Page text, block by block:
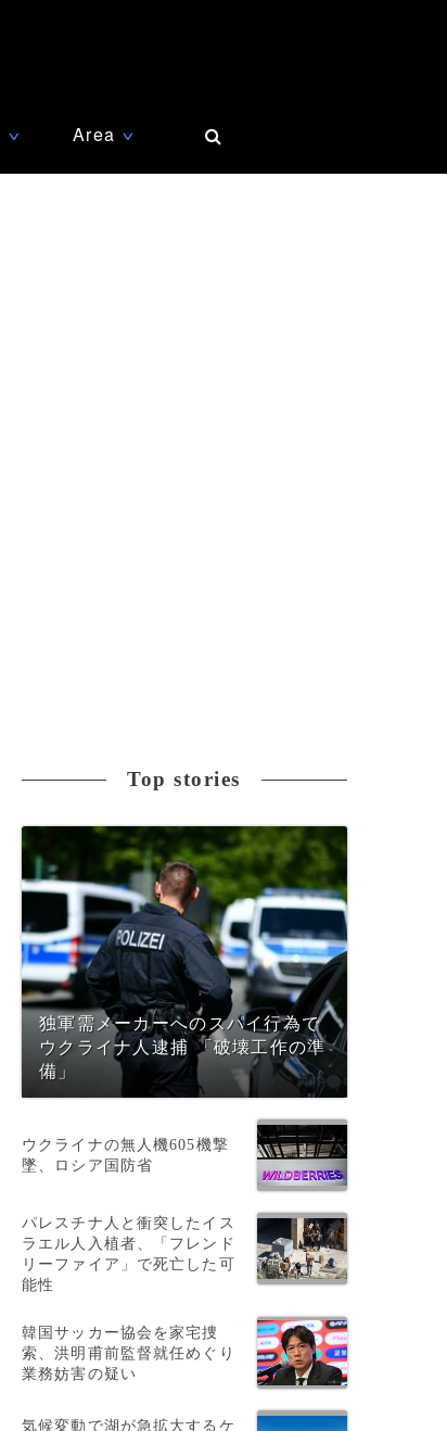
∨ Area ∨
Top stories
独軍需メーカーへのスパイ行為で
ウクライナ人逮捕 「破壊工作の準
備」
ウクライナの無人機605機撃
墜、ロシア国防省
パレスチナ人と衝突したイス
ラエル人入植者、「フレンド
リーファイア」で死亡した可
能性
韓国サッカー協会を家宅捜
索、洪明甫前監督就任めぐり
業務妨害の疑い
気候変動で湖が急拡大するケ